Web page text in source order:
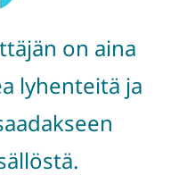
on aina
lyhenteitä ja